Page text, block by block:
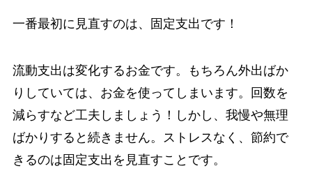
一番最初に見直すのは、固定支出です！
流動支出は変化するお金です。もちろん外出ばか
りしていては、お金を使ってしまいます。回数を
減らすなど工夫しましょう！しかし、我慢や無理
ばかりすると続きません。 ストレスなく、節約で
きるのは固定支出を見直すことです。